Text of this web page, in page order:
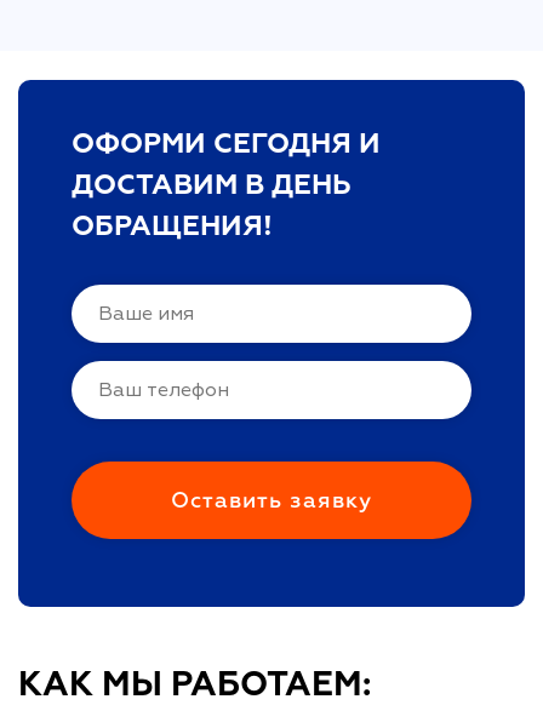
ОФОРМИ СЕГОДНЯ И
ДОСТАВИМ В ДЕНЬ
ОБРАЩЕНИЯ!
КАК МЫ РАБОТАЕМ: